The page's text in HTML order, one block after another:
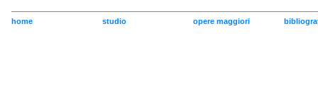
home studio opere maggiori